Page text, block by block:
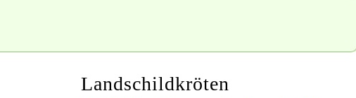
Landschildkröten